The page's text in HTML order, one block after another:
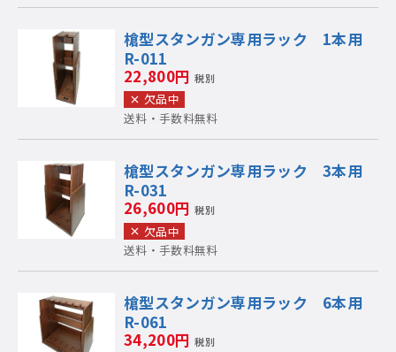
槍型スタンガン専用ラック 1本用
R-011
22,800円 税別
欠品中
送料・手数料無料
槍型スタンガン専用ラック 3本用
R-031
26,600円 税別
欠品中
送料・手数料無料
槍型スタンガン専用ラック 6本用
R-061
34,200円 税別